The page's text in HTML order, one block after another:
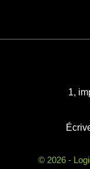
1,
© 2026 -